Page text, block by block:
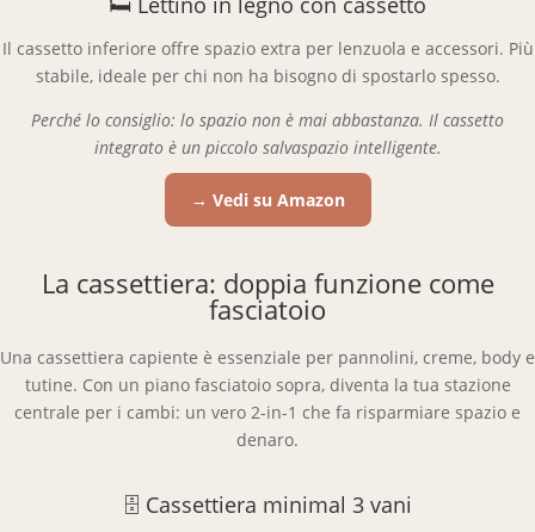
Il cassetto inferiore offre spazio extra per lenzuola e accessori. Più
stabile, ideale per chi non ha bisogno di spostarlo spesso.
Perché lo consiglio: lo spazio non è mai abbastanza. Il cassetto
integrato è un piccolo salvaspazio intelligente.
→ Vedi su Amazon
La cassettiera: doppia funzione come
fasciatoio
Una cassettiera capiente è essenziale per pannolini, creme, body e
tutine. Con un piano fasciatoio sopra, diventa la tua stazione
centrale per i cambi: un vero 2-in-1 che fa risparmiare spazio e
denaro.
🗄 Cassettiera minimal 3 vani